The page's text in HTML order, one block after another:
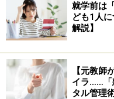
就学前は
ども1人
解説】
【元教師
イラ……「
タル管理